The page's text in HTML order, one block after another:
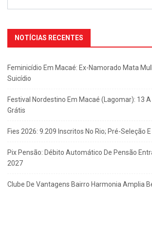
NOTÍCIAS RECENTES
Feminicídio Em Macaé: Ex-Namorado Mata
Suicídio
Festival Nordestino Em Macaé (Lagomar): 13
Grátis
Fies 2026: 9.209 Inscritos No Rio; Pré-Seleção
Pix Pensão: Débito Automático De Pensão
2027
Clube De Vantagens Bairro Harmonia Amplia